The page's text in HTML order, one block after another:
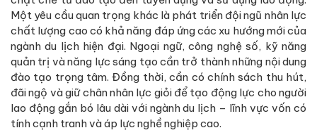
Một yêu cầu quan trọng khác là phát triển đội ngũ nhân lực
chất lượng cao có khả năng đáp ứng các xu hướng mới của
ngành du lịch hiện đại. Ngoại ngữ, công nghệ số, kỹ năng
quản trị và năng lực sáng tạo cần trở thành những nội dung
đào tạo trọng tâm. Đồng thời, cần có chính sách thu hút,
đãi ngộ và giữ chân nhân lực giỏi để tạo động lực cho người
lao động gắn bó lâu dài với ngành du lịch – lĩnh vực vốn có
tính cạnh tranh và áp lực nghề nghiệp cao.